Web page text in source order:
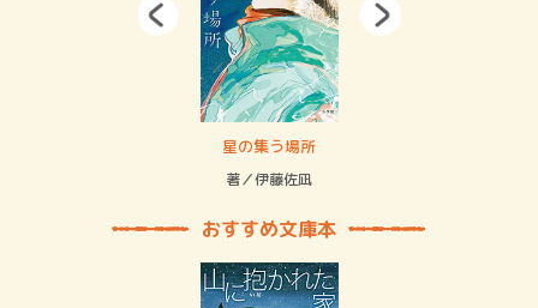
星の集う場所
著／伊藤佐凪
おすすめ文庫本